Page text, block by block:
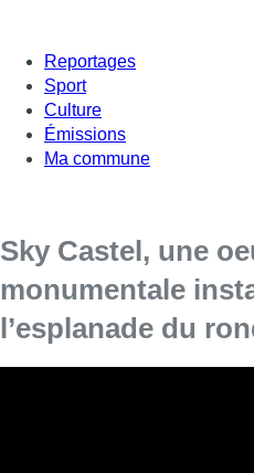
Reportages
Sport
Culture
Émissions
Ma commune
Sky Castel, une
monumentale
l’esplanade du